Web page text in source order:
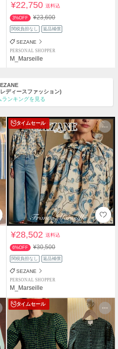
¥22,750送料込
3%OFF ¥23,600
関税負担なし 返品補償
SEZANE
PERSONAL SHOPPER
M_Marseille
ディースファッション)
ランキングを見る
タイムセール
¥28,502送料込
6%OFF ¥30,500
関税負担なし 返品補償
SEZANE
PERSONAL SHOPPER
M_Marseille
タイムセール